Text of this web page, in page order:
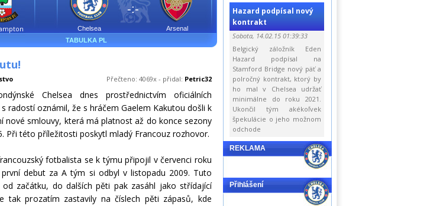
Chelsea Arsenal
-:-
TABULKA PL
Přečteno: 4069x - přidal: Petric32
Chelsea dnes prostřednictvím oficiálních
radostí oznámil, že s hráčem Gaelem Kakutou došli k
nové smlouvy, která má platnost až do konce sezony
Při této příležitosti poskytl mladý Francouz rozhovor.
fotbalista se k týmu připojil v červenci roku
debut za A tým si odbyl v listopadu 2009. Tuto
začátku, do dalších pěti pak zasáhl jako střídající
tak prozatím zastavily na číslech pěti zápasů, kde
Hazard podpísal nový
kontrakt
Sobota, 14.02.15 01:39:33
Belgický záložník Eden
Hazard podpísal na
Stamford Bridge nový päť a
polročný kontrakt, ktorý by
ho mal v Chelsea udržať
minimálne do roku 2021.
Ukončil tým akékoľvek
špekulácie o jeho možnom
odchode
REKLAMA
Přihlášení